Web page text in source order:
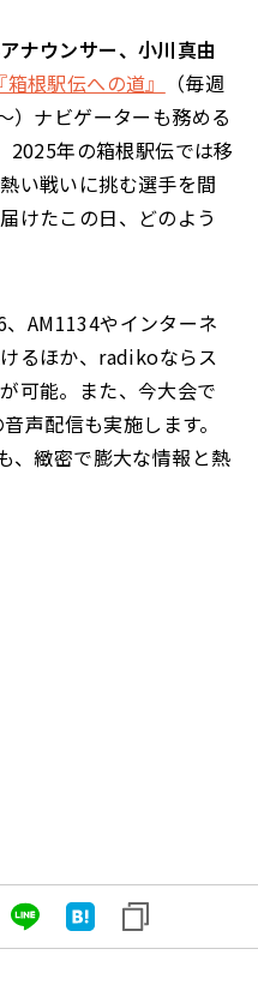
ナウンサー、小川真由
『箱根駅伝への道』
（毎週
ナビゲーターも務める
2025年の箱根駅伝では移
い戦いに挑む選手を間
けたこの日、どのよう
AM1134やインターネ
るほか、radikoならス
可能。また、今大会で
声配信も実施します。
、緻密で膨大な情報と熱